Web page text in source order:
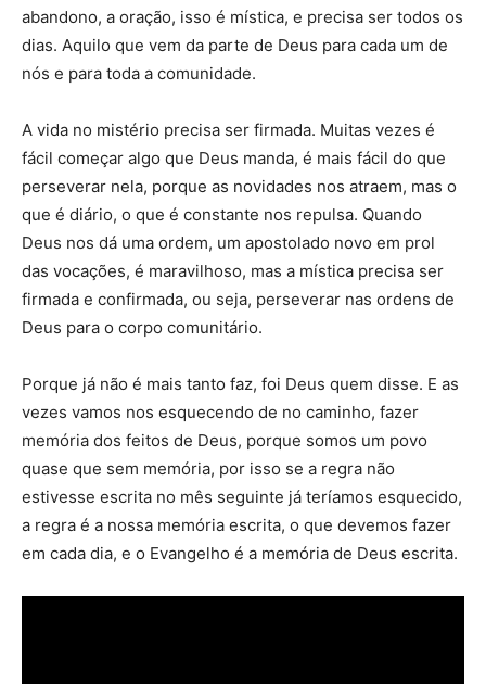
abandono, a oração, isso é mística, e precisa ser todos os
dias. Aquilo que vem da parte de Deus para cada um de
nós e para toda a comunidade.
A vida no mistério precisa ser firmada. Muitas vezes é
fácil começar algo que Deus manda, é mais fácil do que
perseverar nela, porque as novidades nos atraem, mas o
que é diário, o que é constante nos repulsa. Quando
Deus nos dá uma ordem, um apostolado novo em prol
das vocações, é maravilhoso, mas a mística precisa ser
firmada e confirmada, ou seja, perseverar nas ordens de
Deus para o corpo comunitário.
Porque já não é mais tanto faz, foi Deus quem disse. E as
vezes vamos nos esquecendo de no caminho, fazer
memória dos feitos de Deus, porque somos um povo
quase que sem memória, por isso se a regra não
estivesse escrita no mês seguinte já teríamos esquecido,
a regra é a nossa memória escrita, o que devemos fazer
em cada dia, e o Evangelho é a memória de Deus escrita.